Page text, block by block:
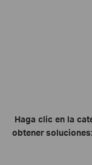
Haga clic en la
obtener soluciones: